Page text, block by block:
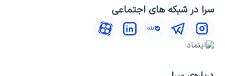
سرا در شبکه های اجتماعی